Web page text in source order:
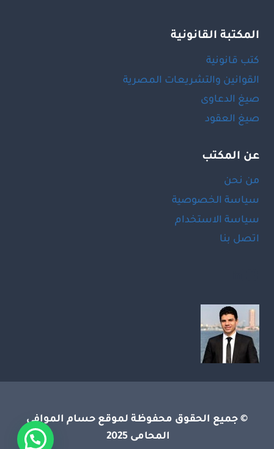
المكتبة القانونية
كتب قانونية
القوانين والتشريعات المصرية
صيغ الدعاوى
صيغ العقود
عن المكتب
من نحن
سياسة الخصوصية
سياسة الاستخدام
اتصل بنا
© جميع الحقوق محفوظة لموقع حسام الموافى
المحامى 2025